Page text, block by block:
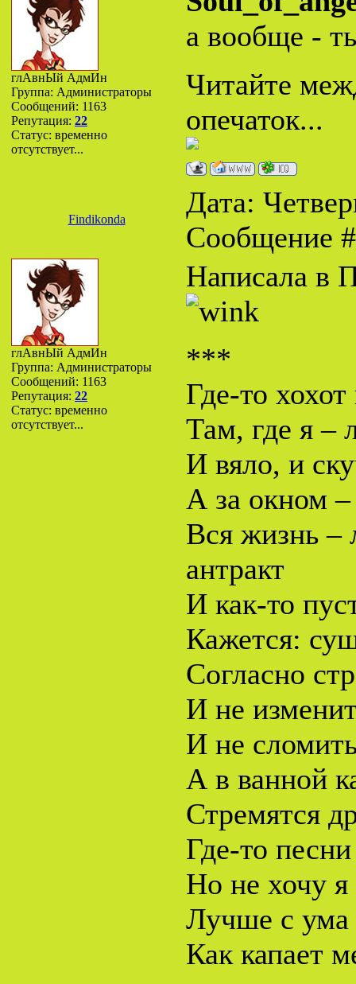
глАвнЫй АдмИн
Группа: Администраторы
Сообщений: 1163
Репутация: 22
Статус: временно
отсутствует...
а вообще -
Читайте
опечаток...
Findikonda
Дата:
Сообщение
глАвнЫй АдмИн
Группа: Администраторы
Сообщений: 1163
Репутация: 22
Статус: временно
отсутствует...
Написала в
***
Где-то
Там, где я –
И вяло, и
А за окном
Вся жизнь –
антракт
И как-то
Кажется:
Согласно
И не
И не
А в ванной
Стремятся
Где-то
Но не хочу я
Лучше с ума
Как капает